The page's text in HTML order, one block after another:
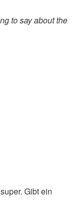
to say about the
Gibt ein